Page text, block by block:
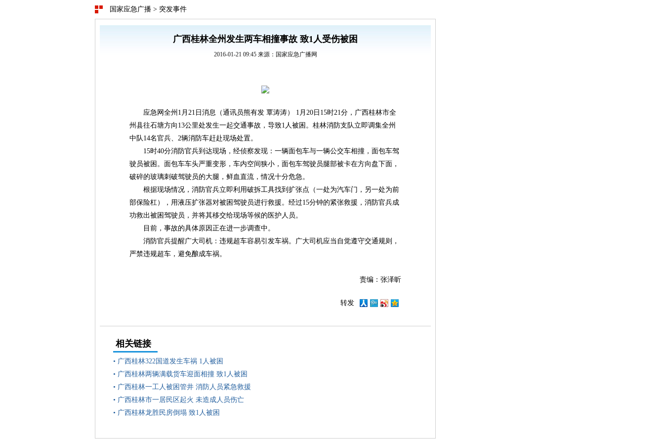
国家应急广播 > 突发事件
广西桂林全州发生两车相撞事故 致1人受伤被困
2016-01-21 09:45 来源：国家应急广播网
应急网全州1月21日消息（通讯员熊有发 覃涛涛） 1月20日15时21分，广西桂林市全
州县往石塘方向13公里处发生一起交通事故，导致1人被困。桂林消防支队立即调集全州
中队14名官兵、2辆消防车赶赴现场处置。
15时40分消防官兵到达现场，经侦察发现：一辆面包车与一辆公交车相撞，面包车驾
驶员被困。面包车车头严重变形，车内空间狭小，面包车驾驶员腿部被卡在方向盘下面，
破碎的玻璃刺破驾驶员的大腿，鲜血直流，情况十分危急。
根据现场情况，消防官兵立即利用破拆工具找到扩张点（一处为汽车门，另一处为前
部保险杠），用液压扩张器对被困驾驶员进行救援。经过15分钟的紧张救援，消防官兵成
功救出被困驾驶员，并将其移交给现场等候的医护人员。
目前，事故的具体原因正在进一步调查中。
消防官兵提醒广大司机：违规超车容易引发车祸。广大司机应当自觉遵守交通规则，
严禁违规超车，避免酿成车祸。
责编：张泽昕
转发
相关链接
• 广西桂林322国道发生车祸 1人被困
• 广西桂林两辆满载货车迎面相撞 致1人被困
• 广西桂林一工人被困管井 消防人员紧急救援
• 广西桂林市一居民区起火 未造成人员伤亡
• 广西桂林龙胜民房倒塌 致1人被困